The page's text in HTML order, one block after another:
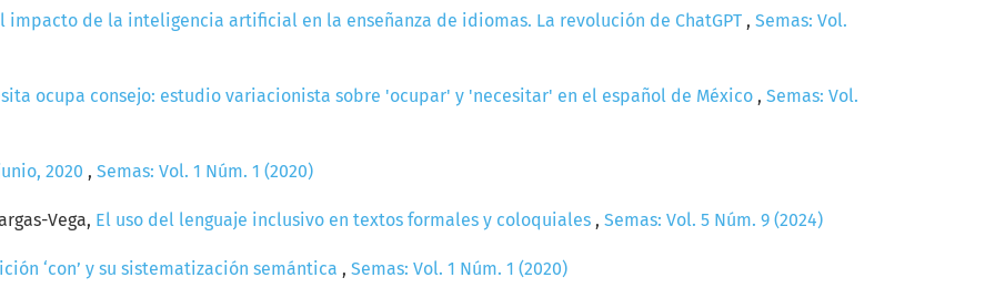
impacto de la inteligencia artificial en la enseñanza de idiomas. La revolución de ChatGPT , Semas: Vol.
ocupa consejo: estudio variacionista sobre 'ocupar' y 'necesitar' en el español de México , Semas: Vol.
2020 , Semas: Vol. 1 Núm. 1 (2020)
Vega, El uso del lenguaje inclusivo en textos formales y coloquiales , Semas: Vol. 5 Núm. 9 (2024)
‘con’ y su sistematización semántica , Semas: Vol. 1 Núm. 1 (2020)